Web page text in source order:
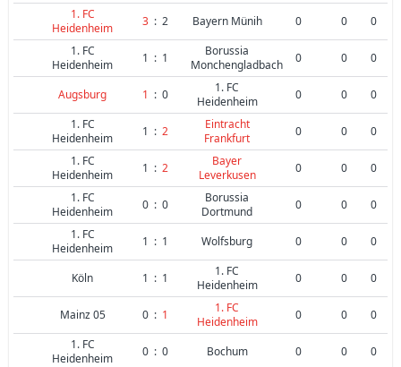
1. FC
Heidenheim
3 : 2 Bayern Münih 0 0
0
1. FC
Heidenheim
1 : 1
Borussia
Monchengladbach
0 0 0
Augsburg 1 : 0
1. FC
Heidenheim
0 0
0
1. FC
Heidenheim
1 : 2
Eintracht
Frankfurt
0 0
0
1. FC
Heidenheim
1 : 2
Bayer
Leverkusen
0 0
0
1. FC
Heidenheim
0 : 0
Borussia
Dortmund
0 0
0
1. FC
Heidenheim
1 : 1 Wolfsburg 0 0 0
Köln 1 : 1
1. FC
Heidenheim
0 0 0
Mainz 05 0 : 1
1. FC
Heidenheim
0 0
0
1. FC
Heidenheim
0 : 0 Bochum 0 0 0